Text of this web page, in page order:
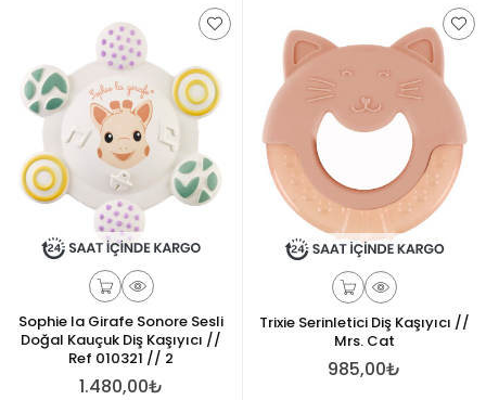
Sophie la Girafe Sonore Sesli
Doğal Kauçuk Diş Kaşıyıcı //
Ref 010321 // 2
1.480,00₺
Trixie Serinletici Diş Kaşıyıcı //
Mrs. Cat
985,00₺